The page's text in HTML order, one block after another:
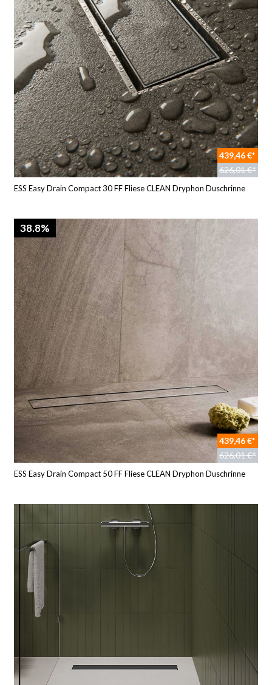
439,46 €*
626,01 €*
ESS Easy Drain Compact 30 FF Fliese CLEAN Dryphon Duschrinne
38.8%
439,46 €*
626,01 €*
ESS Easy Drain Compact 50 FF Fliese CLEAN Dryphon Duschrinne